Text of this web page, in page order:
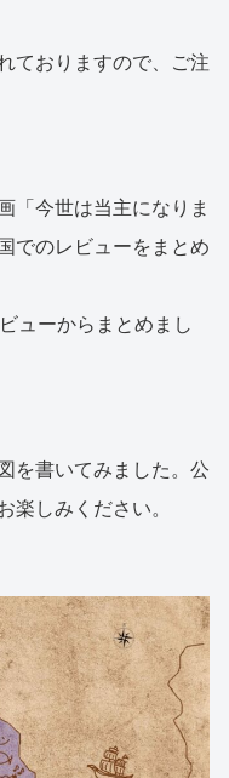
ておりますので、ご注
「今世は当主になりま
でのレビューをまとめ
ューからまとめまし
を書いてみました。公
楽しみください。